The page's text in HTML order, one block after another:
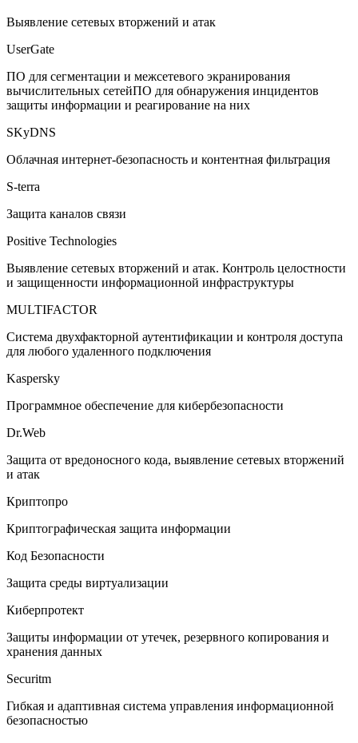
Выявление сетевых вторжений и атак
UserGate
ПО для сегментации и межсетевого экранирования
вычислительных сетейПО для обнаружения инцидентов
защиты информации и реагирование на них
SKyDNS
Облачная интернет-безопасность и контентная фильтрация
S-terra
Защита каналов связи
Positive Technologies
Выявление сетевых вторжений и атак. Контроль целостности
и защищенности информационной инфраструктуры
MULTIFACTOR
Система двухфакторной аутентификации и контроля доступа
для любого удаленного подключения
Kaspersky
Программное обеспечение для кибербезопасности
Dr.Web
Защита от вредоносного кода, выявление сетевых вторжений
и атак
Криптопро
Криптографическая защита информации
Код Безопасности
Защита среды виртуализации
Киберпротект
Защиты информации от утечек, резервного копирования и
хранения данных
Securitm
Гибкая и адаптивная система управления информационной
безопасностью